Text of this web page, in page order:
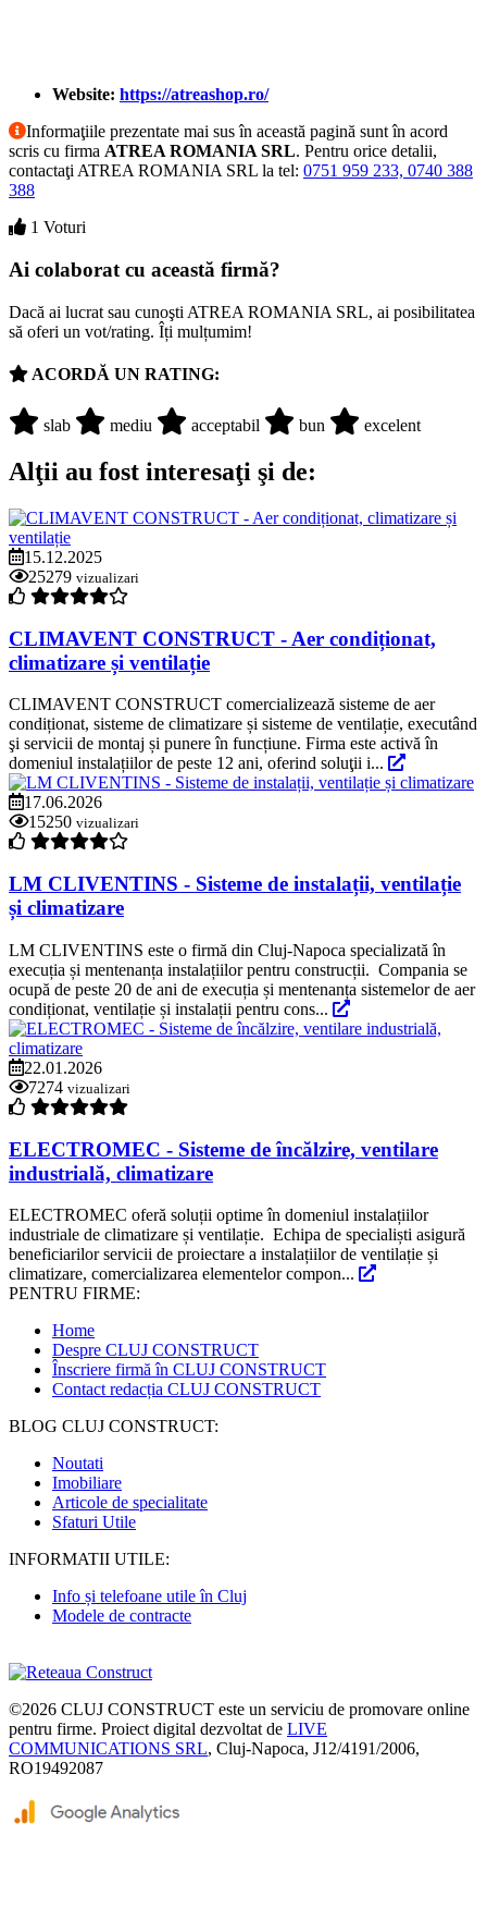
Website: https://atreashop.ro/
Informaţiile prezentate mai sus în această pagină sunt în acord
scris cu firma ATREA ROMANIA SRL. Pentru orice detalii,
contactaţi ATREA ROMANIA SRL la tel: 0751 959 233, 0740 388
388
1 Voturi
Ai colaborat cu această firmă?
Dacă ai lucrat sau cunoşti ATREA ROMANIA SRL, ai posibilitatea
să oferi un vot/rating. Îți mulțumim!
ACORDĂ UN RATING:
slab mediu acceptabil bun excelent
Alţii au fost interesaţi şi de:
15.12.2025
25279 vizualizari
CLIMAVENT CONSTRUCT - Aer condiționat,
climatizare și ventilație
CLIMAVENT CONSTRUCT comercializează sisteme de aer
condiționat, sisteme de climatizare și sisteme de ventilație, executând
şi servicii de montaj și punere în funcțiune. Firma este activă în
domeniul instalațiilor de peste 12 ani, oferind soluţii i...
17.06.2026
15250 vizualizari
LM CLIVENTINS - Sisteme de instalații, ventilație
și climatizare
LM CLIVENTINS este o firmă din Cluj-Napoca specializată în
execuția și mentenanța instalațiilor pentru construcții. Compania se
ocupă de peste 20 de ani de execuția și mentenanța sistemelor de aer
condiționat, ventilație și instalații pentru cons...
22.01.2026
7274 vizualizari
ELECTROMEC - Sisteme de încălzire, ventilare
industrială, climatizare
ELECTROMEC oferă soluții optime în domeniul instalațiilor
industriale de climatizare și ventilație. Echipa de specialiști asigură
beneficiarilor servicii de proiectare a instalațiilor de ventilație și
climatizare, comercializarea elementelor compon...
PENTRU FIRME:
Home
Despre CLUJ CONSTRUCT
Înscriere firmă în CLUJ CONSTRUCT
Contact redacția CLUJ CONSTRUCT
BLOG CLUJ CONSTRUCT:
Noutati
Imobiliare
Articole de specialitate
Sfaturi Utile
INFORMATII UTILE:
Info și telefoane utile în Cluj
Modele de contracte
©2026 CLUJ CONSTRUCT este un serviciu de promovare online
pentru firme. Proiect digital dezvoltat de LIVE
COMMUNICATIONS SRL, Cluj-Napoca, J12/4191/2006,
RO19492087